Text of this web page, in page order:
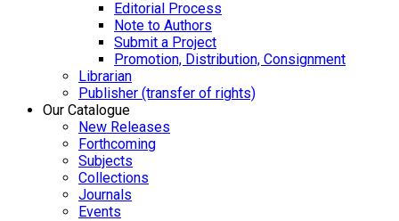
Editorial Process
Note to Authors
Submit a Project
Promotion, Distribution, Consignment
Librarian
Publisher (transfer of rights)
Our Catalogue
New Releases
Forthcoming
Subjects
Collections
Journals
Events